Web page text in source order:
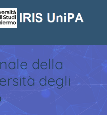
della
degli